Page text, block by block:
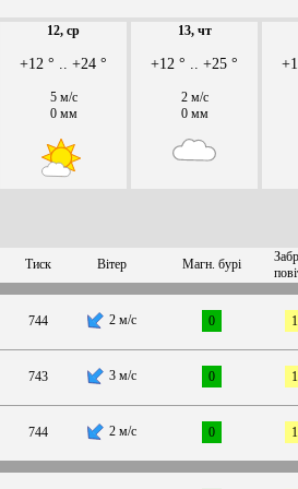
12, ср
+12 ° .. +24 °
5 м/с
0 мм
13, чт
+12 ° .. +25 °
2 м/с
0 мм
Тиск Вітер Магн. бурі
744 2 м/с 0 1
743 3 м/с 0 1
744 2 м/с 0 1